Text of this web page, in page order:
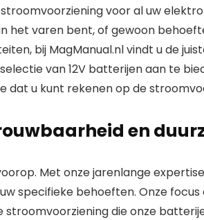
voor al uw
het varen bent, of gewoon
bij MagManual.nlvindt u de
van12V batterijenaan te
dat u kunt rekenen op de
en
Met onze jarenlange
specifieke behoeften. Onze focus
die onze